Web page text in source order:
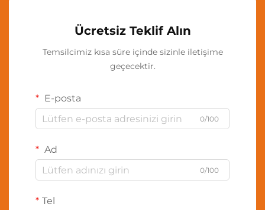
Ücretsiz Teklif Alın
Temsilcimiz kısa süre içinde sizinle iletişime
geçecektir.
E-posta
0/100
Ad
0/100
Tel